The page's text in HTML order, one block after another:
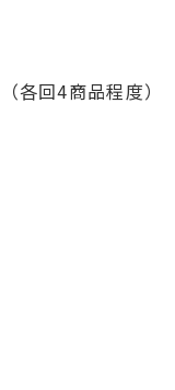
各回4商品程度）